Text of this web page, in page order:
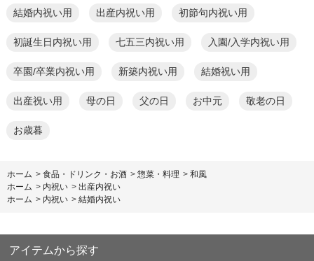
結婚内祝い用 出産内祝い用 初節句内祝い用
初誕生日内祝い用 七五三内祝い用 入園/入学内祝い用
卒園/卒業内祝い用 新築内祝い用 結婚祝い用
出産祝い用 母の日 父の日 お中元 敬老の日
お歳暮
ホーム > 食品・ドリンク・お酒 > 惣菜・料理 > 和風
ホーム > 内祝い > 出産内祝い
ホーム > 内祝い > 結婚内祝い
アイテムから探す